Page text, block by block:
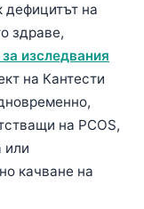
дефицитът на
здраве,
изследвания
на Кантести
на PCOS,
или
качване на